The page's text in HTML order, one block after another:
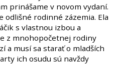
prinášame v novom vydaní.
odlišné rodinné zázemia. Ela
s vlastnou izbou a
z mnohopočetnej rodiny
a musí sa starať o mladších
ich osudu sú navždy